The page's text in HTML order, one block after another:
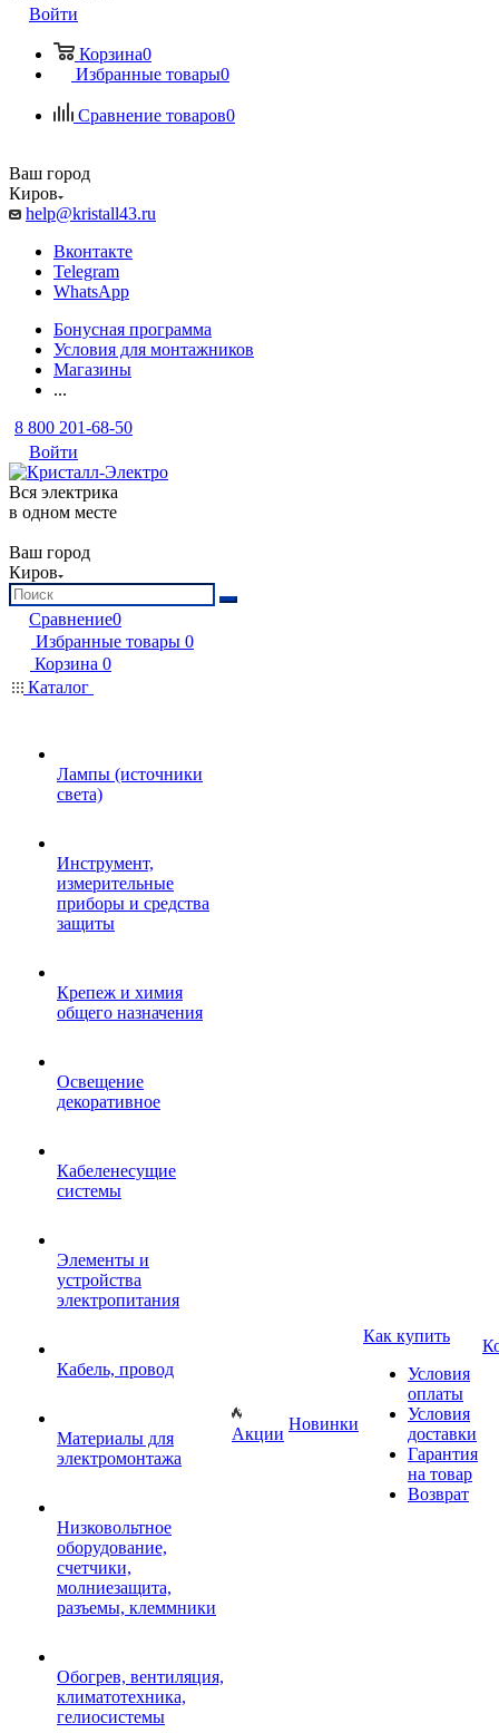
Войти
Корзина0
Избранные товары0
Сравнение товаров0
Ваш город
Киров
help@kristall43.ru
Вконтакте
Telegram
WhatsApp
Бонусная программа
Условия для монтажников
Магазины
...
8 800 201-68-50
Войти
Вся электрика
в одном месте
Ваш город
Киров
Сравнение0
Избранные товары 0
Корзина 0
Каталог
Лампы (источники
света)
Инструмент,
измерительные
приборы и средства
защиты
Крепеж и химия
общего назначения
Освещение
декоративное
Кабеленесущие
системы
Элементы и
устройства
электропитания
Кабель, провод
Материалы для
электромонтажа
Низковольтное
оборудование,
счетчики,
молниезащита,
разъемы, клеммники
Обогрев, вентиляция,
климатотехника,
гелиосистемы
Акции
Новинки
Как купить
Условия
оплаты
Условия
доставки
Гарантия
на товар
Возврат